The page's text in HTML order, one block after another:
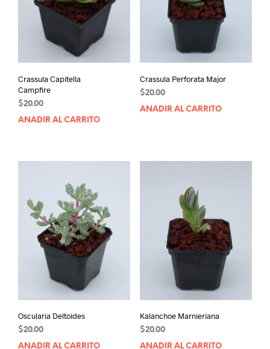
Crassula Capitella
Campfire
$20.00
AÑADIR AL CARRITO
Crassula Perforata Major
$20.00
AÑADIR AL CARRITO
Oscularia Deltoides
$20.00
AÑADIR AL CARRITO
Kalanchoe Marnieriana
$20.00
AÑADIR AL CARRITO